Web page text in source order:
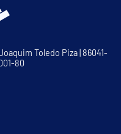
Toledo Piza | 86041-
80